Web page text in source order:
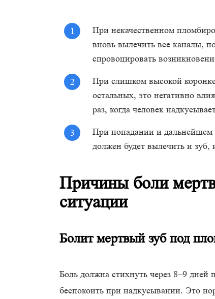
При некачественном
вновь вылечить все каналы,
спровоцировать
При слишком высокой
остальных, это негативно
раз, когда человек
При попадании и дальнейшем
должен будет вылечить и зуб,
Причины боли
ситуации
Болит мертвый зуб под
Боль должна стихнуть через 8–9
беспокоить при надкусывании. Это